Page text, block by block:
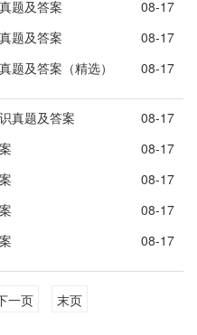
题及答案
08-17
题及答案
08-17
题及答案（精选）
08-17
真题及答案
08-17
08-17
08-17
08-17
08-17
一页 末页